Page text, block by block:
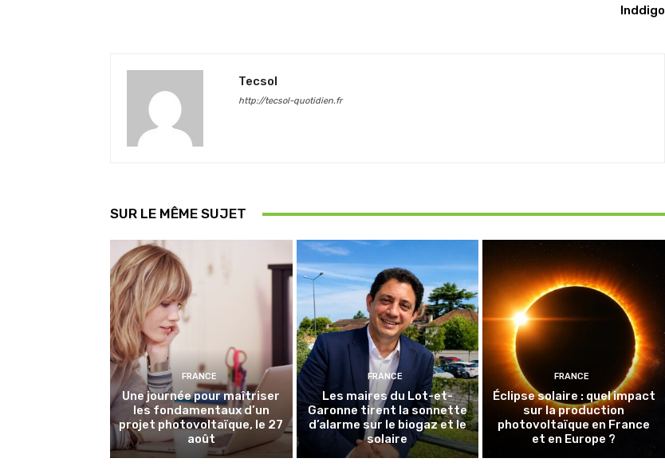
Inddigo
Tecsol
http://tecsol-quotidien.fr
SUR LE MÊME SUJET
FRANCE
Une journée pour maîtriser
les fondamentaux d’un
projet photovoltaïque, le 27
août
FRANCE
Les maires du Lot-et-
Garonne tirent la sonnette
d’alarme sur le biogaz et le
solaire
FRANCE
Éclipse solaire : quel impact
sur la production
photovoltaïque en France
et en Europe ?